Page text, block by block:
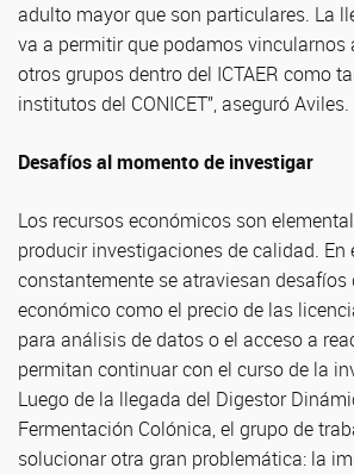
adulto mayor que son particulares. La
va a permitir que podamos vincularnos
otros grupos dentro del ICTAER como
institutos del CONICET”, aseguró Aviles.
Desafíos al momento de investigar
Los recursos económicos son
producir investigaciones de calidad. En
constantemente se atraviesan desafíos
económico como el precio de las
para análisis de datos o el acceso a
permitan continuar con el curso de la
Luego de la llegada del Digestor
Fermentación Colónica, el grupo de
solucionar otra gran problemática: la